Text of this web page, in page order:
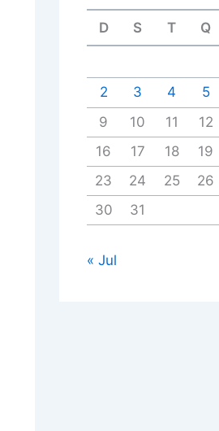
D S T Q
2
3 4 5
9
10 11 12
16
17 18 19
23
24 25 26
30
31
« Jul